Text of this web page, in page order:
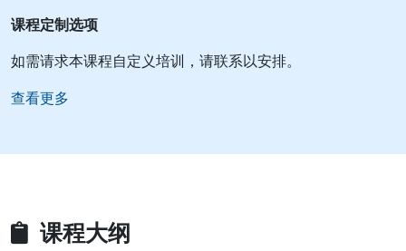
课程定制选项
如需请求本课程自定义培训，请联系以安排。
查看更多
课程大纲